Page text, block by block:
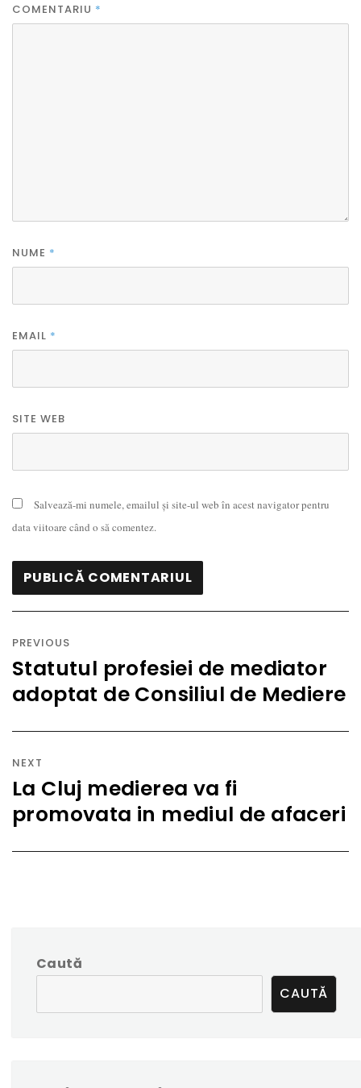
COMENTARIU *
NUME *
EMAIL *
SITE WEB
Salvează-mi numele, emailul și site-ul web în acest navigator pentru
data viitoare când o să comentez.
în
articole
PREVIOUS
Previous
post:
Statutul profesiei de mediator
adoptat de Consiliul de Mediere
NEXT
Next
post:
La Cluj medierea va fi
promovata in mediul de afaceri
Caută
CAUTĂ